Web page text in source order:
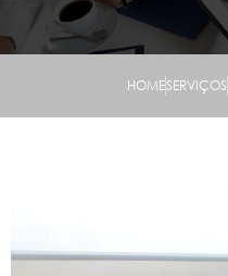
HOMESERVIÇOS